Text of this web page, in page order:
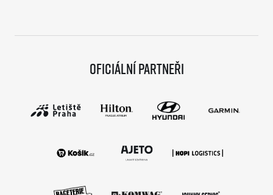
Oficiální partneři